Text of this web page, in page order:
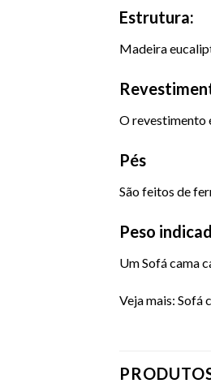
Estrutura:
Madeira
O revestimento
Pés
São feitos de
Peso
Um Sofá cama
Veja mais: Sofá